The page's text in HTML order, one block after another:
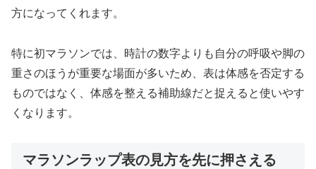
方になってくれます。
特に初マラソンでは、時計の数字よりも自分の呼吸や脚の
重さのほうが重要な場面が多いため、表は体感を否定する
ものではなく、体感を整える補助線だと捉えると使いやす
くなります。
マラソンラップ表の見方を先に押さえる